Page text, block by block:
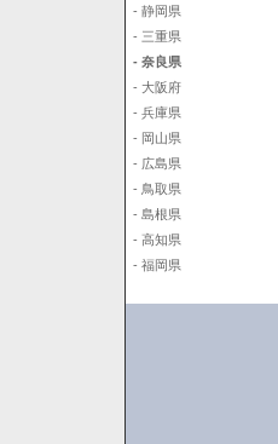
- 静岡県
- 三重県
- 奈良県
- 大阪府
- 兵庫県
- 岡山県
- 広島県
- 鳥取県
- 島根県
- 高知県
- 福岡県